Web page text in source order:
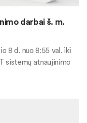
darbai š. m.
8 d. nuo 8:55 val. iki
sistemų atnaujinimo